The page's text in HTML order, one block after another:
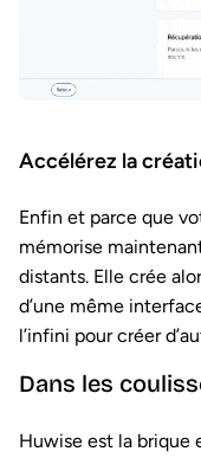
Accélérez la
Enfin et parce que
mémorise
distants. Elle crée
d’une même
l’infini pour créer
Dans les
Huwise est la brique